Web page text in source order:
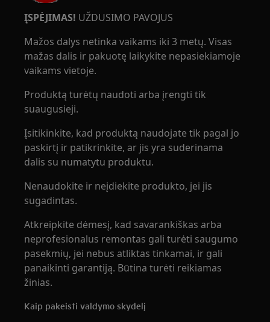
ĮSPĖJIMAS! UŽDUSIMO PAVOJUS
Mažos dalys netinka vaikams iki 3 metų. Visas
mažas dalis ir pakuotę laikykite nepasiekiamoje
vaikams vietoje.
Produktą turėtų naudoti arba įrengti tik
suaugusieji.
Įsitikinkite, kad produktą naudojate tik pagal jo
paskirtį ir patikrinkite, ar jis yra suderinama
dalis su numatytu produktu.
Nenaudokite ir neįdiekite produkto, jei jis
sugadintas.
Atkreipkite dėmesį, kad savarankiškas arba
neprofesionalus remontas gali turėti saugumo
pasekmių, jei nebus atliktas tinkamai, ir gali
panaikinti garantiją. Būtina turėti reikiamas
žinias.
Kaip pakeisti valdymo skydelį